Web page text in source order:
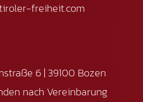
freiheit.com
6 | 39100 Bozen
nach Vereinbarung